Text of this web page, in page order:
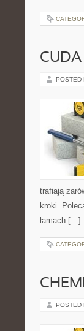
CUDA
POSTED
trafiają
kroki.
łamach […]
POSTED